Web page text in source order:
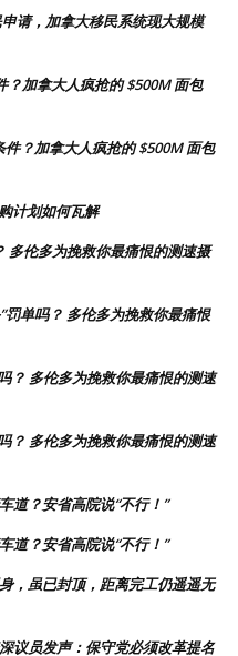
请，加拿大移民系统现大规模
？加拿大人疯抢的 $500M 面包
？加拿大人疯抢的 $500M 面包
计划如何瓦解
多伦多为挽救你最痛恨的测速摄
罚单吗？ 多伦多为挽救你最痛恨
？ 多伦多为挽救你最痛恨的测速
？ 多伦多为挽救你最痛恨的测速
道？安省高院说“不行！”
道？安省高院说“不行！”
，虽已封顶，距离完工仍遥遥无
议员发声：保守党必须改革提名